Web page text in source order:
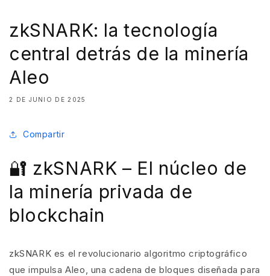
zkSNARK: la tecnología
central detrás de la minería
Aleo
2 DE JUNIO DE 2025
Compartir
🔐 zkSNARK – El núcleo de
la minería privada de
blockchain
zkSNARK es el revolucionario algoritmo criptográfico
que impulsa Aleo, una cadena de bloques diseñada para